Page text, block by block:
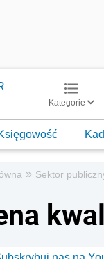
Kategorie
» Sektor